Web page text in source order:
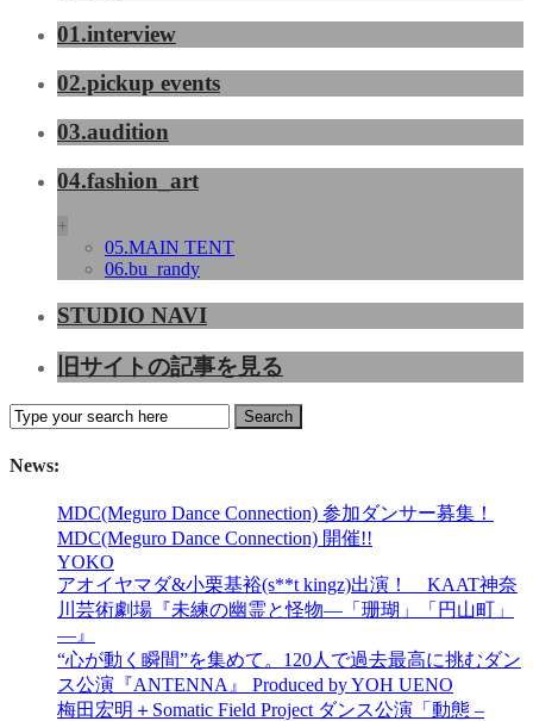
01.interview
02.pickup events
03.audition
04.fashion_art
+
05.MAIN TENT
06.bu_randy
STUDIO NAVI
旧サイトの記事を見る
News:
MDC(Meguro Dance Connection) 参加ダンサー募集！
MDC(Meguro Dance Connection) 開催!!
YOKO
アオイヤマダ&小栗基裕(s**t kingz)出演！ KAAT神奈
川芸術劇場『未練の幽霊と怪物―「珊瑚」「円山町」
―』
“心が動く瞬間”を集めて。120人で過去最高に挑むダン
ス公演『ANTENNA』 Produced by YOH UENO
梅田宏明＋Somatic Field Project ダンス公演「動態 ‒